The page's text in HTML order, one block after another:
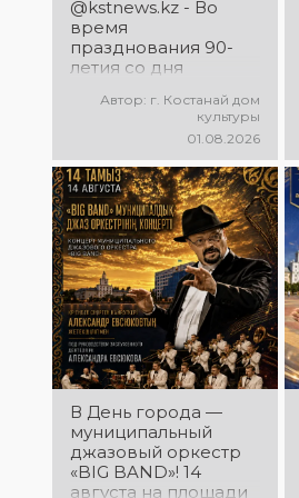
@kstnews.kz - Во
время
празднования 90-
летия со дня
Костанайской
области подвели
фестиваля
самодеятельного
народного
творчества
Автор: г. Костанай дом
культуры
01.08.2026
В День города —
муниципальный
джазовый оркестр
«BIG BAND»! 14
августа на площади